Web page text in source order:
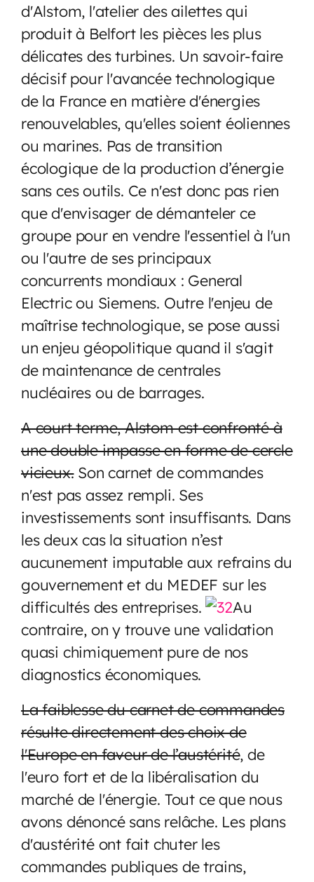
d'Alstom, l'atelier des ailettes qui
produit à Belfort les pièces les plus
délicates des turbines. Un savoir-faire
décisif pour l'avancée technologique
de la France en matière d'énergies
renouvelables, qu'elles soient éoliennes
ou marines. Pas de transition
écologique de la production d’énergie
sans ces outils. Ce n'est donc pas rien
que d'envisager de démanteler ce
groupe pour en vendre l'essentiel à l'un
ou l'autre de ses principaux
concurrents mondiaux : General
Electric ou Siemens. Outre l'enjeu de
maîtrise technologique, se pose aussi
un enjeu géopolitique quand il s'agit
de maintenance de centrales
nucléaires ou de barrages.
A court terme, Alstom est confronté à
une double impasse en forme de cercle
vicieux.Son carnet de commandes
n'est pas assez rempli. Ses
investissements sont insuffisants. Dans
les deux cas la situation n’est
aucunement imputable aux refrains du
gouvernement et du MEDEF sur les
difficultés des entreprises.
Au
contraire, on y trouve une validation
quasi chimiquement pure de nos
diagnostics économiques.
La faiblesse du carnet de commandes
résulte directement des choix de
l'Europe en faveur de l’austérité, de
l'euro fort et de la libéralisation du
marché de l'énergie. Tout ce que nous
avons dénoncé sans relâche. Les plans
d'austérité ont fait chuter les
commandes publiques de trains,